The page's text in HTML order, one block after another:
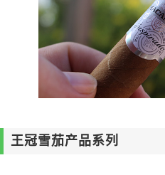
王冠雪茄产品系列